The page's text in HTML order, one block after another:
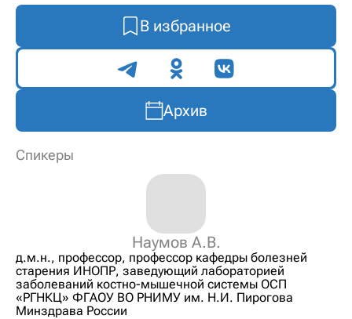
В избранное
Поделиться
Архив
Спикеры
Наумов А.В.
д.м.н., профессор, профессор кафедры болезней
старения ИНОПР, заведующий лабораторией
заболеваний костно-мышечной системы ОСП
«РГНКЦ» ФГАОУ ВО РНИМУ им. Н.И. Пирогова
Минздрава России